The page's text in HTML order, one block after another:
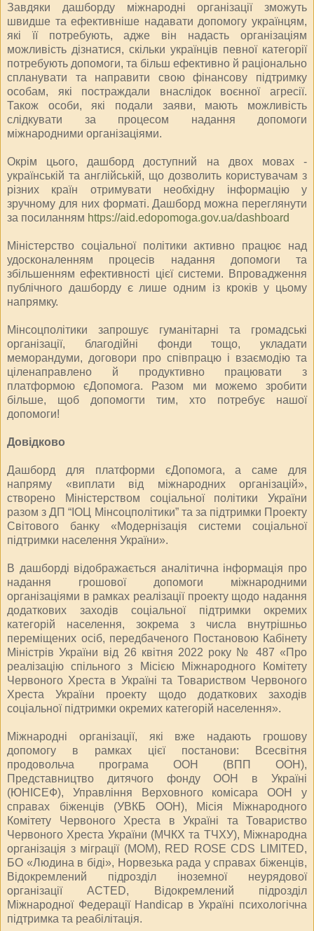
Завдяки дашборду міжнародні організації зможуть
швидше та ефективніше надавати допомогу українцям,
які її потребують, адже він надасть організаціям
можливість дізнатися, скільки українців певної категорії
потребують допомоги, та більш ефективно й раціонально
спланувати та направити свою фінансову підтримку
особам, які постраждали внаслідок воєнної агресії.
Також особи, які подали заяви, мають можливість
слідкувати за процесом надання допомоги
міжнародними організаціями.
Окрім цього, дашборд доступний на двох мовах -
українській та англійській, що дозволить користувачам з
різних країн отримувати необхідну інформацію у
зручному для них форматі. Дашборд можна переглянути
за посиланням https://aid.edopomoga.gov.ua/dashboard
Міністерство соціальної політики активно працює над
удосконаленням процесів надання допомоги та
збільшенням ефективності цієї системи. Впровадження
публічного дашборду є лише одним із кроків у цьому
напрямку.
Мінсоцполітики запрошує гуманітарні та громадські
організації, благодійні фонди тощо, укладати
меморандуми, договори про співпрацю і взаємодію та
ціленаправлено й продуктивно працювати з
платформою єДопомога. Разом ми можемо зробити
більше, щоб допомогти тим, хто потребує нашої
допомоги!
Довідково
Дашборд для платформи єДопомога, а саме для
напряму «виплати від міжнародних організацій»,
створено Міністерством соціальної політики України
разом з ДП “ІОЦ Мінсоцполітики” та за підтримки Проекту
Світового банку «Модернізація системи соціальної
підтримки населення України».
В дашборді відображається аналітична інформація про
надання грошової допомоги міжнародними
організаціями в рамках реалізації проекту щодо надання
додаткових заходів соціальної підтримки окремих
категорій населення, зокрема з числа внутрішньо
переміщених осіб, передбаченого Постановою Кабінету
Міністрів України від 26 квітня 2022 року № 487 «Про
реалізацію спільного з Місією Міжнародного Комітету
Червоного Хреста в Україні та Товариством Червоного
Хреста України проекту щодо додаткових заходів
соціальної підтримки окремих категорій населення».
Міжнародні організації, які вже надають грошову
допомогу в рамках цієї постанови: Всесвітня
продовольча програма ООН (ВПП ООН),
Представництво дитячого фонду ООН в Україні
(ЮНІСЕФ), Управління Верховного комісара ООН у
справах біженців (УВКБ ООН), Місія Міжнародного
Комітету Червоного Хреста в Україні та Товариство
Червоного Хреста України (МЧКХ та ТЧХУ), Міжнародна
організація з міграції (МОМ), RED ROSE CDS LIMITED,
БО «Людина в біді», Норвезька рада у справах біженців,
Відокремлений підрозділ іноземної неурядової
організації ACTED, Відокремлений підрозділ
Міжнародної Федерації Handicap в Україні психологічна
підтримка та реабілітація.